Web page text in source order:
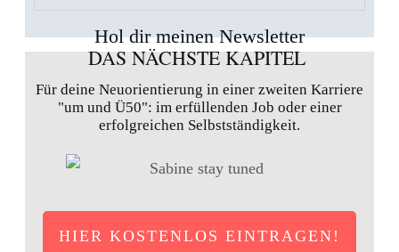
Hol dir meinen Newsletter
DAS NÄCHSTE KAPITEL
Für deine Neuorientierung in einer zweiten Karriere
"um und Ü50": im erfüllenden Job oder einer
erfolgreichen Selbstständigkeit.
HIER KOSTENLOS EINTRAGEN!